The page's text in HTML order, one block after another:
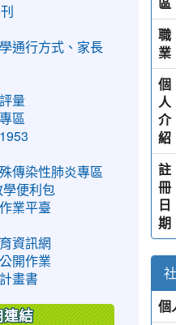
職
業
個
人
介
紹
註
冊
日
期
個
通行方式、家長
量
區
傳染性肺炎專區
便利包
業平臺
資訊網
開作業
畫書
連結